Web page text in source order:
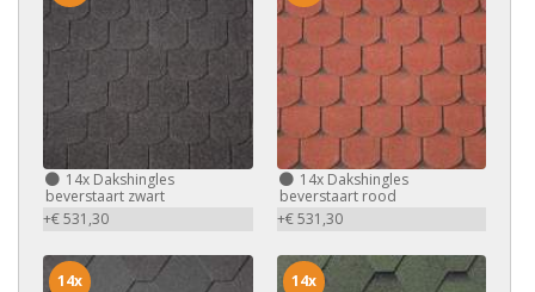
14x Dakshingles
beverstaart zwart
+€ 531,30
14xDakshingles
beverstaart rood
+€ 531,30
14x 14x